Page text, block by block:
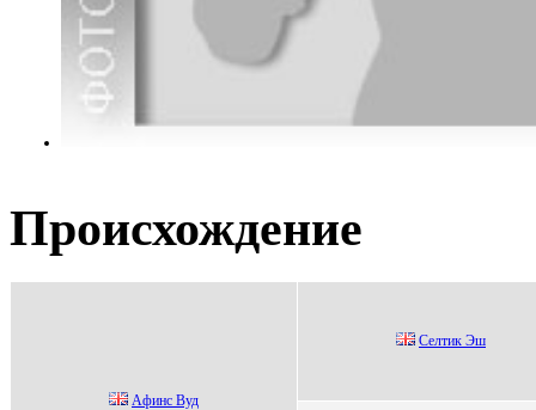
Происхождение
Афинс Вуд
Cелтик Эш